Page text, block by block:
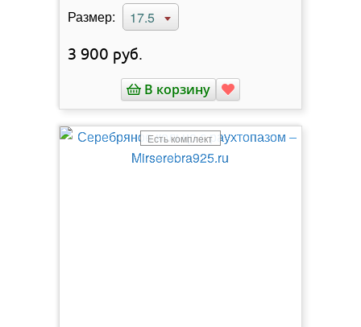
Размер: 17.5
3 900 руб.
В корзину
Есть комплект